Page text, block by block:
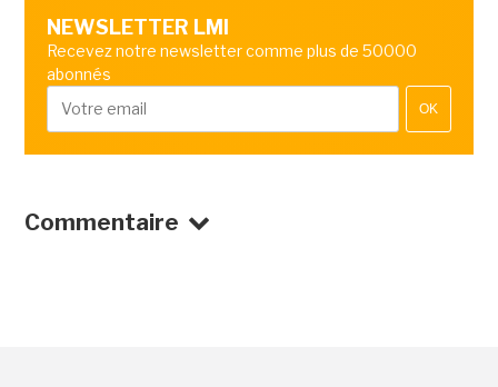
NEWSLETTER LMI
Recevez notre newsletter comme plus de 50000
abonnés
OK
Commentaire